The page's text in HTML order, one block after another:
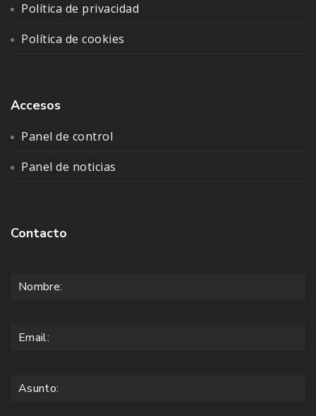
Política de privacidad
Política de cookies
Accesos
Panel de control
Panel de noticias
Contacto